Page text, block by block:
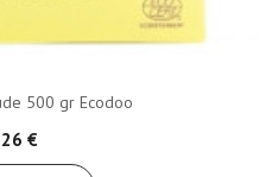
500 gr Ecodoo
€